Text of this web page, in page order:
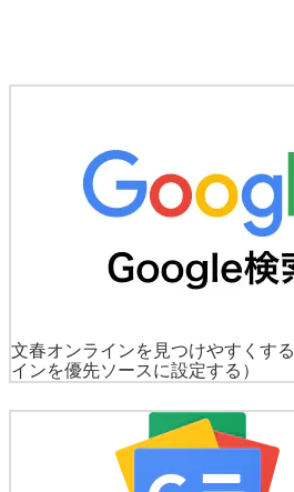
文春オンラインを見つけやすくする
インを優先ソースに設定する）